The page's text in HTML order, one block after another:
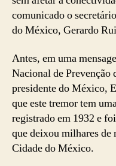
comunicado o
do México, Gerardo
Antes, em uma
Nacional de Prevenção
presidente do México,
que este tremor tem
registrado em 1932 e
que deixou milhares de
Cidade do México.